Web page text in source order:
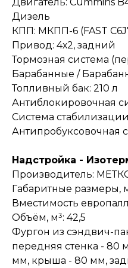
Дизель
КПП: МКПП-6 (FAST
Привод: 4х2, задний
Тормозная система
Барабанные /
Топливный бак: 210 л
Антиблокировочная
Система стабилизации
Антипробуксовочная
Надстройка -
Производитель:
Габаритные размеры,
Вместимость
Объём, м³: 42,5
Фургон из сэндвич-
передняя стенка - 80
мм, крыша - 80 мм,